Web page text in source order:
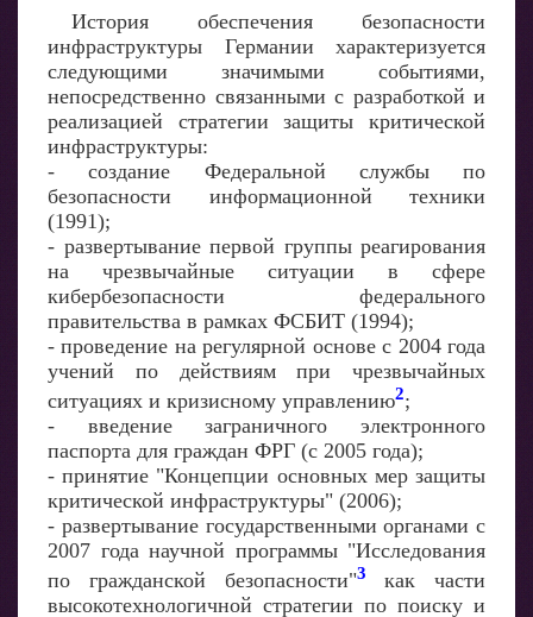
История обеспечения безопасности
инфраструктуры Германии характеризуется
следующими значимыми событиями,
непосредственно связанными с разработкой и
реализацией стратегии защиты критической
инфраструктуры:
- создание Федеральной службы по
безопасности информационной техники
(1991);
- развертывание первой группы реагирования
на чрезвычайные ситуации в сфере
кибербезопасности федерального
правительства в рамках ФСБИТ (1994);
- проведение на регулярной основе с 2004 года
учений по действиям при чрезвычайных
ситуациях и кризисному управлению2;
- введение заграничного электронного
паспорта для граждан ФРГ (с 2005 года);
- принятие "Концепции основных мер защиты
критической инфраструктуры" (2006);
- развертывание государственными органами с
2007 года научной программы "Исследования
по гражданской безопасности"3
как части
высокотехнологичной стратегии по поиску и